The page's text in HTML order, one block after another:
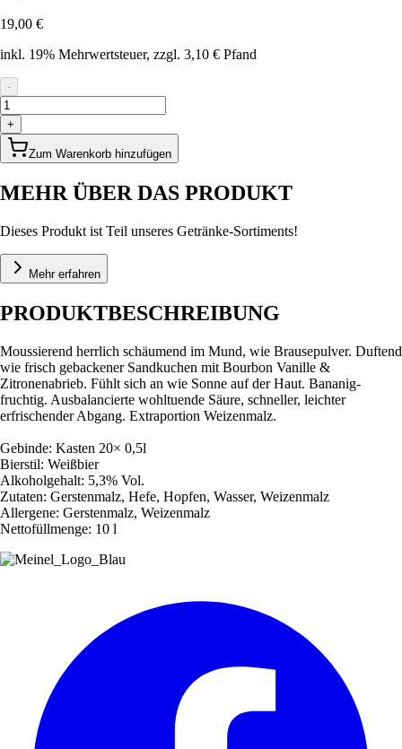
19,00 €
inkl. 19% Mehrwertsteuer, zzgl. 3,10 € Pfand
-
+
Zum Warenkorb hinzufügen
MEHR ÜBER DAS PRODUKT
Dieses Produkt ist Teil unseres Getränke-Sortiments!
Mehr erfahren
PRODUKTBESCHREIBUNG
Moussierend herrlich schäumend im Mund, wie Brausepulver. Duftend
wie frisch gebackener Sandkuchen mit Bourbon Vanille &
Zitronenabrieb. Fühlt sich an wie Sonne auf der Haut. Bananig-
fruchtig. Ausbalancierte wohltuende Säure, schneller, leichter
erfrischender Abgang. Extraportion Weizenmalz.
Gebinde: Kasten 20× 0,5l
Bierstil: Weißbier
Alkoholgehalt: 5,3% Vol.
Zutaten: Gerstenmalz, Hefe, Hopfen, Wasser, Weizenmalz
Allergene: Gerstenmalz, Weizenmalz
Nettofüllmenge: 10 l